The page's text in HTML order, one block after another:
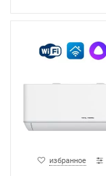
избранное